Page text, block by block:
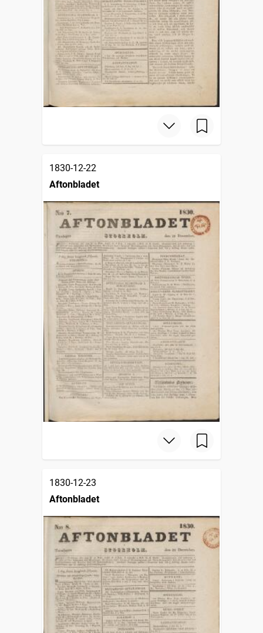
1830-12-22
Aftonbladet
1830-12-23
Aftonbladet